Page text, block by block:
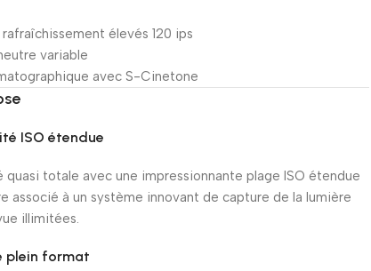
élevés 120 ips
variable
avec S-Cinetone
ISO étendue
quasi totale avec une impressionnante plage ISO étendue
associé à un système innovant de capture de la lumière
illimitées.
plein format